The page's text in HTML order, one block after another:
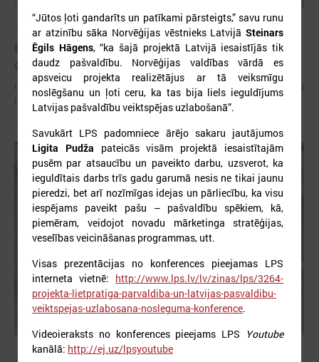
2026. gada 15. jūlijs
LPS: Interaktīvā karte vienkopus parāda plašu un
detalizētu informāciju par skolu tīklu Latvijā
LPS: Interaktīvā karte vienkopus parāda plašu un detalizētu informāciju
par skolu tīklu Latvijā
2026. gada 09. jūlijs
“Jūtos ļoti gandarīts un patīkami pārsteigts,” savu runu
ar atzinību sāka Norvēģijas vēstnieks Latvijā Steinars
Ēgils Hāgens, “ka šajā projektā Latvijā iesaistījās tik
daudz pašvaldību. Norvēģijas valdības vārdā es
apsveicu projekta realizētājus ar tā veiksmīgu
noslēgšanu un ļoti ceru, ka tas bija liels ieguldījums
Latvijas pašvaldību veiktspējas uzlabošanā”.
Savukārt LPS padomniece ārējo sakaru jautājumos
Ligita Pudža pateicās visām projektā iesaistītajām
pusēm par atsaucību un paveikto darbu, uzsverot, ka
ieguldītais darbs trīs gadu garumā nesis ne tikai jaunu
pieredzi, bet arī nozīmīgas idejas un pārliecību, ka visu
iespējams paveikt pašu – pašvaldību spēkiem, kā,
piemēram, veidojot novadu mārketinga stratēģijas,
veselības veicināšanas programmas, utt.
Visas prezentācijas no konferences pieejamas LPS
interneta vietnē: http://www.lps.lv/lv/zinas/lps/3264-
projekta-lietpratiga-parvaldiba-un-latvijas-pasvaldibu-
veiktspejas-uzlabosana-nosleguma-konference.
Videoieraksts no konferences pieejams LPS Youtube
kanālā: http://ej.uz/lpsyoutube